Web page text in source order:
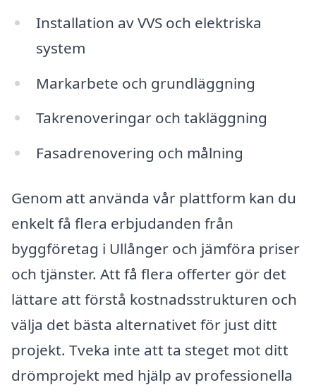
Installation av VVS och elektriska
system
Markarbete och grundläggning
Takrenoveringar och takläggning
Fasadrenovering och målning
Genom att använda vår plattform kan du
enkelt få flera erbjudanden från
byggföretag i Ullånger och jämföra priser
och tjänster. Att få flera offerter gör det
lättare att förstå kostnadsstrukturen och
välja det bästa alternativet för just ditt
projekt. Tveka inte att ta steget mot ditt
drömprojekt med hjälp av professionella